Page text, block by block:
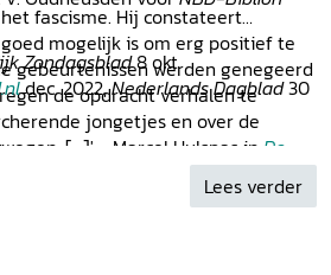
fascisme. Hij constateert
mogelijk is om erg positief te
gebeurtenissen werden genegeerd
de opdracht verhalen te
jongetjes en over de
[...]' - Marcel Hulspas in De
Zondagsblad8 okt
dec. 2022,Nederlands Dagblad30
Lees verder